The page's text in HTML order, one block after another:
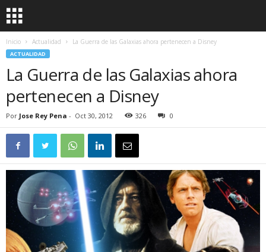
Inicio Actualidad La Guerra de las Galaxias ahora pertenecen a Disney
ACTUALIDAD
La Guerra de las Galaxias ahora
pertenecen a Disney
Por Jose Rey Pena - Oct 30, 2012 326 0